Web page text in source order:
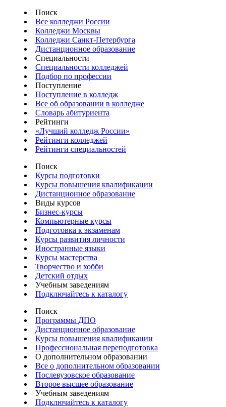
Поиск
Все колледжи России
Колледжи Москвы
Колледжи Санкт-Петербурга
Дистанционное образование
Специальности
Специальности колледжей
Подбор по профессии
Поступление
Поступление в колледж
Все об образовании в колледже
Словарь абитуриента
Рейтинги
«Лучший колледж России»
Рейтинги колледжей
Рейтинги специальностей
Поиск
Курсы подготовки
Курсы повышения квалификации
Дистанционное образование
Виды курсов
Бизнес-курсы
Компьютерные курсы
Подготовка к экзаменам
Курсы развития личности
Иностранные языки
Курсы мастерства
Творчество и хобби
Детский отдых
Учебным заведениям
Подключайтесь к каталогу
Поиск
Программы ДПО
Дистанционное образование
Курсы повышения квалификации
Профессиональная переподготовка
О дополнительном образовании
Все о дополнительном образовании
Послевузовское образование
Второе высшее образование
Учебным заведениям
Подключайтесь к каталогу